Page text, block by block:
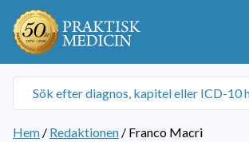
Hem / Redaktionen / Franco Macri